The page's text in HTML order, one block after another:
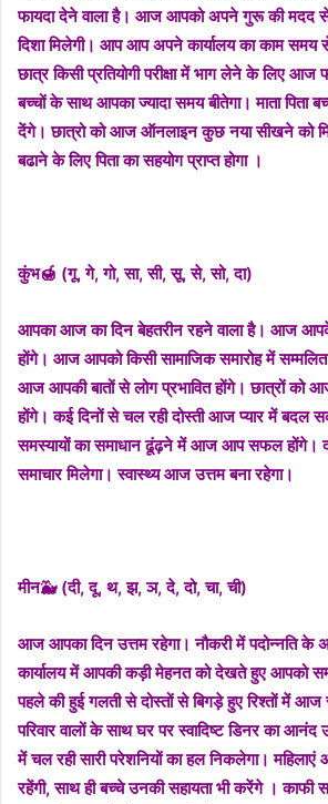
फायदा देने वाला है। आज आपको अपने गुरू की मदद
दिशा मिलेगी। आप आप अपने कार्यालय का काम
छात्र किसी प्रतियोगी परीक्षा में भाग लेने के लिए
बच्चों के साथ आपका ज्यादा समय बीतेगा। माता पिता
देंगे। छात्रो को आज ऑनलाइन कुछ नया सीखने को
बढाने के लिए पिता का सहयोग प्राप्त होगा ।
कुंभ🍯 (गू, गे, गो, सा, सी, सू, से, सो, दा)
आपका आज का दिन बेहतरीन रहने वाला है। आज
होंगे। आज आपको किसी सामाजिक समारोह में सम्मलित
आज आपकी बातों से लोग प्रभावित होंगे। छात्रों को
होंगे। कई दिनों से चल रही दोस्ती आज प्यार में बदल
समस्यायों का समाधान ढूंढ़ने में आज आप सफल होंगे।
समाचार मिलेगा। स्वास्थ्य आज उत्तम बना रहेगा।
मीन🐳 (दी, दू, थ, झ, ञ, दे, दो, चा, ची)
आज आपका दिन उत्तम रहेगा। नौकरी में पदोन्नति के
कार्यालय में आपकी कड़ी मेहनत को देखते हुए आपको
पहले की हुई गलती से दोस्तों से बिगड़े हुए रिश्तों में
परिवार वालों के साथ घर पर स्वादिष्ट डिनर का
में चल रही सारी परेशनियों का हल निकलेगा।
रहेंगी, साथ ही बच्चे उनकी सहायता भी करेंगे । काफी